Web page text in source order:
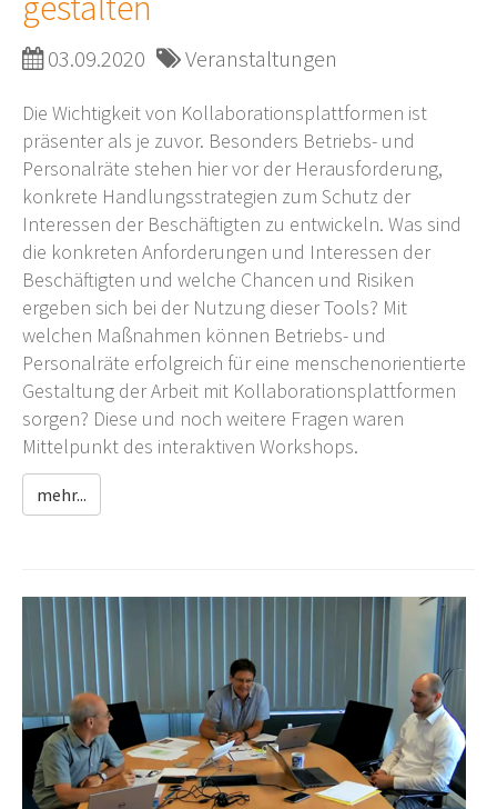
03.09.2020 Veranstaltungen
Die Wichtigkeit von Kollaborationsplattformen ist
präsenter als je zuvor. Besonders Betriebs- und
Personalräte stehen hier vor der Herausforderung,
konkrete Handlungsstrategien zum Schutz der
Interessen der Beschäftigten zu entwickeln. Was sind
die konkreten Anforderungen und Interessen der
Beschäftigten und welche Chancen und Risiken
ergeben sich bei der Nutzung dieser Tools? Mit
welchen Maßnahmen können Betriebs- und
Personalräte erfolgreich für eine menschenorientierte
Gestaltung der Arbeit mit Kollaborationsplattformen
sorgen? Diese und noch weitere Fragen waren
Mittelpunkt des interaktiven Workshops.
mehr...